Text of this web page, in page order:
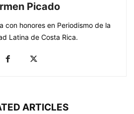
Picado
con honores en Periodismo de la
Latina de Costa Rica.
ARTICLES